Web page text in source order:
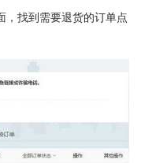
，找到需要退货的订单点